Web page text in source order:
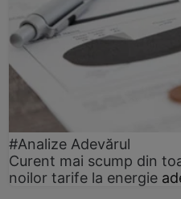
#Analize Adevărul
Curent mai scump din
noilor tarife la energie